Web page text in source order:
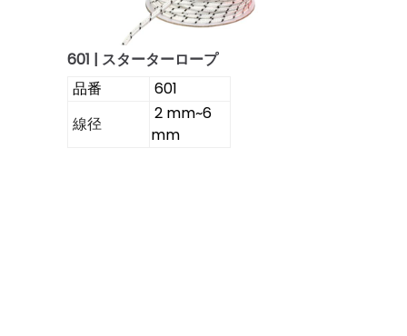
601 | スターターロープ
品番
601
線径
2 mm~6
mm